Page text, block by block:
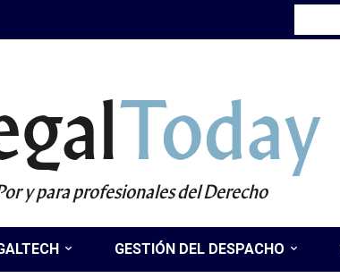
Today
y para profesionales del Derecho
GESTIÓN DEL DESPACHO